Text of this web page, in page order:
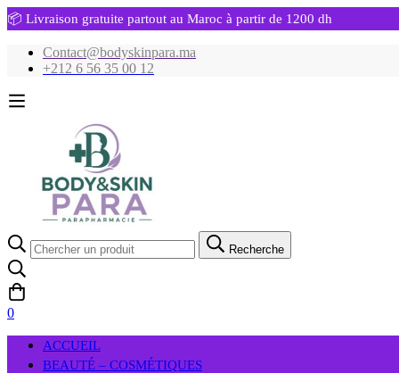
📦 Livraison gratuite partout au Maroc à partir de 1200 dh
Contact@bodyskinpara.ma
+212 6 56 35 00 12
Recherche
pour:
Recherche
0
ACCUEIL
BEAUTÉ – COSMÉTIQUES